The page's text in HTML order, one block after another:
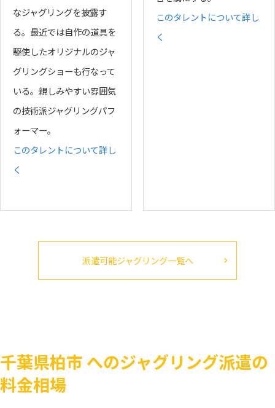
なジャグリングを披露す
る。最近では自作の道具を
駆使したオリジナルのジャ
グリングショーも行なって
いる。親しみやすい雰囲気
の技術派ジャグリングパフ
ォーマー。
このタレントについて詳し
く
このタレントについて詳し
く
派遣可能ジャグリング一覧へ
千葉県柏市 へのジャグリング派遣の
料金相場